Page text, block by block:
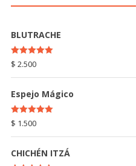
BLUTRACHE
Rated5.00
out of 5
$ 2.500
Espejo Mágico
Rated5.00
out of 5
$ 1.500
CHICHÉN ITZÁ